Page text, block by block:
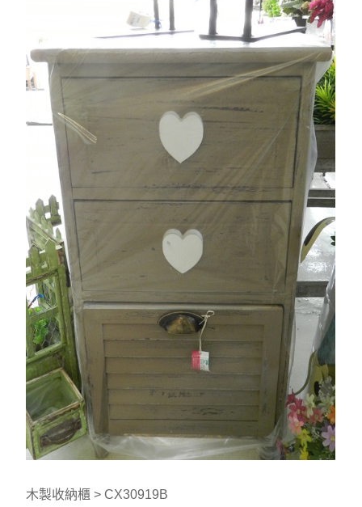
木製收納櫃 > CX30919B